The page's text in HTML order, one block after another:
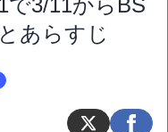
で3/11からBS
あらすじ